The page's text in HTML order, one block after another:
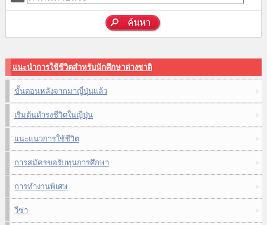
แนะนำการใช้ชีวิตสำหรับนักศึกษาต่างชาติ
ขั้นตอนหลังจากมาญี่ปุ่นแล้ว
เริ่มต้นดำรงชีวิตในญี่ปุ่น
แนะแนวการใช้ชีวิต
การสมัครขอรับทุนการศึกษา
การทำงานพิเศษ
วีซ่า